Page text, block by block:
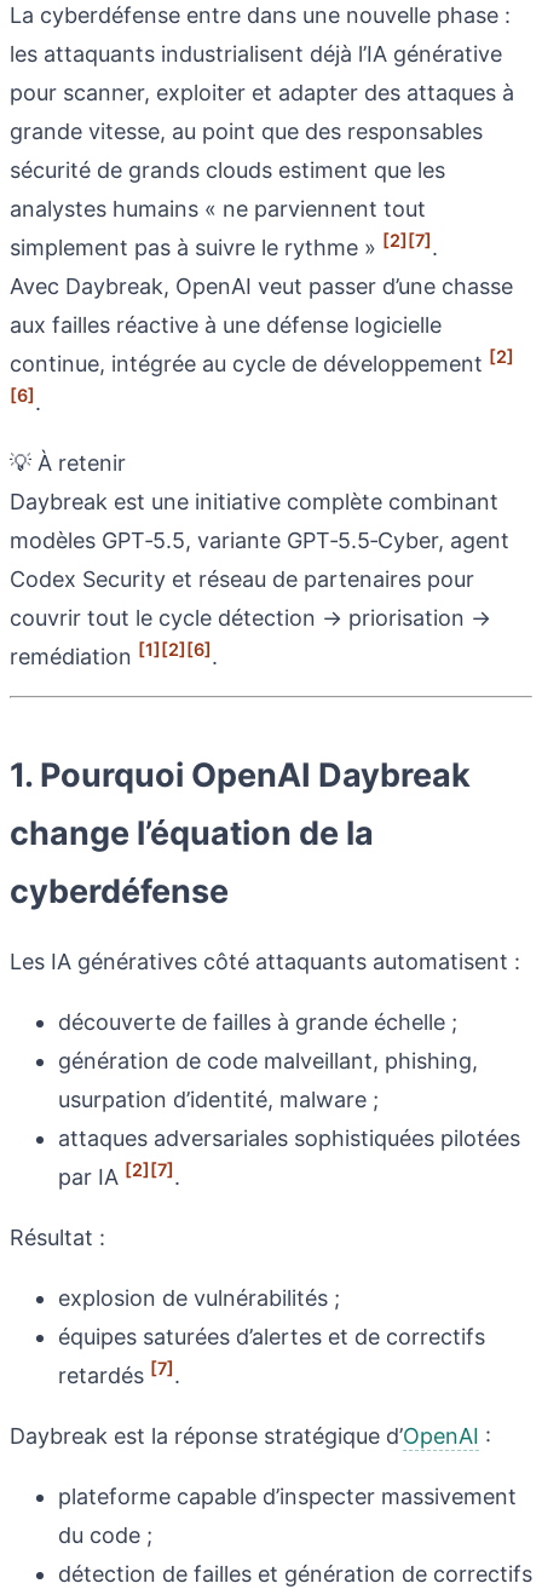
La cyberdéfense entre dans une nouvelle phase :
les attaquants industrialisent déjà l’IA générative
pour scanner, exploiter et adapter des attaques à
grande vitesse, au point que des responsables
sécurité de grands clouds estiment que les
analystes humains « ne parviennent tout
simplement pas à suivre le rythme » [2][7].
Avec Daybreak, OpenAI veut passer d’une chasse
aux failles réactive à une défense logicielle
continue, intégrée au cycle de développement [2]
[6].
💡 À retenir
Daybreak est une initiative complète combinant
modèles GPT‑5.5, variante GPT‑5.5‑Cyber, agent
Codex Security et réseau de partenaires pour
couvrir tout le cycle détection → priorisation →
remédiation [1][2][6].
1. Pourquoi OpenAI Daybreak
change l’équation de la
cyberdéfense
Les IA génératives côté attaquants automatisent :
découverte de failles à grande échelle ;
génération de code malveillant, phishing,
usurpation d’identité, malware ;
attaques adversariales sophistiquées pilotées
par IA [2][7].
Résultat :
explosion de vulnérabilités ;
équipes saturées d’alertes et de correctifs
retardés [7].
Daybreak est la réponse stratégique d’OpenAI :
plateforme capable d’inspecter massivement
du code ;
détection de failles et génération de correctifs